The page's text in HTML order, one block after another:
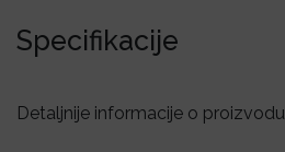
Specifikacije
Detaljnije informacije o proizvodu